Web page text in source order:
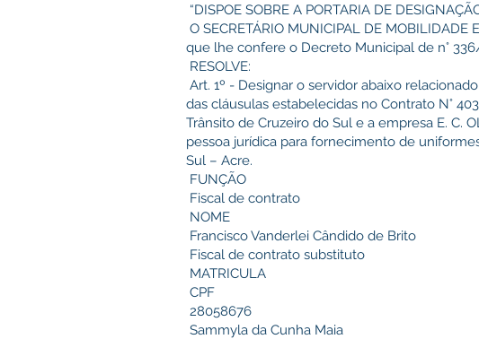
“DISPOE SOBRE A PORTARIA DE
O SECRETÁRIO MUNICIPAL DE
que lhe confere o Decreto Municipal de n°
RESOLVE:
Art. 1º - Designar o servidor abaixo
das cláusulas estabelecidas no Contrato N°
Trânsito de Cruzeiro do Sul e a empresa E. C.
pessoa jurídica para fornecimento de
Sul – Acre.
FUNÇÃO
Fiscal de contrato
NOME
Francisco Vanderlei Cândido de Brito
Fiscal de contrato substituto
MATRICULA
CPF
28058676
Sammyla da Cunha Maia